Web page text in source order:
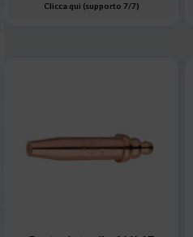
Clicca qui (supporto 7/7)